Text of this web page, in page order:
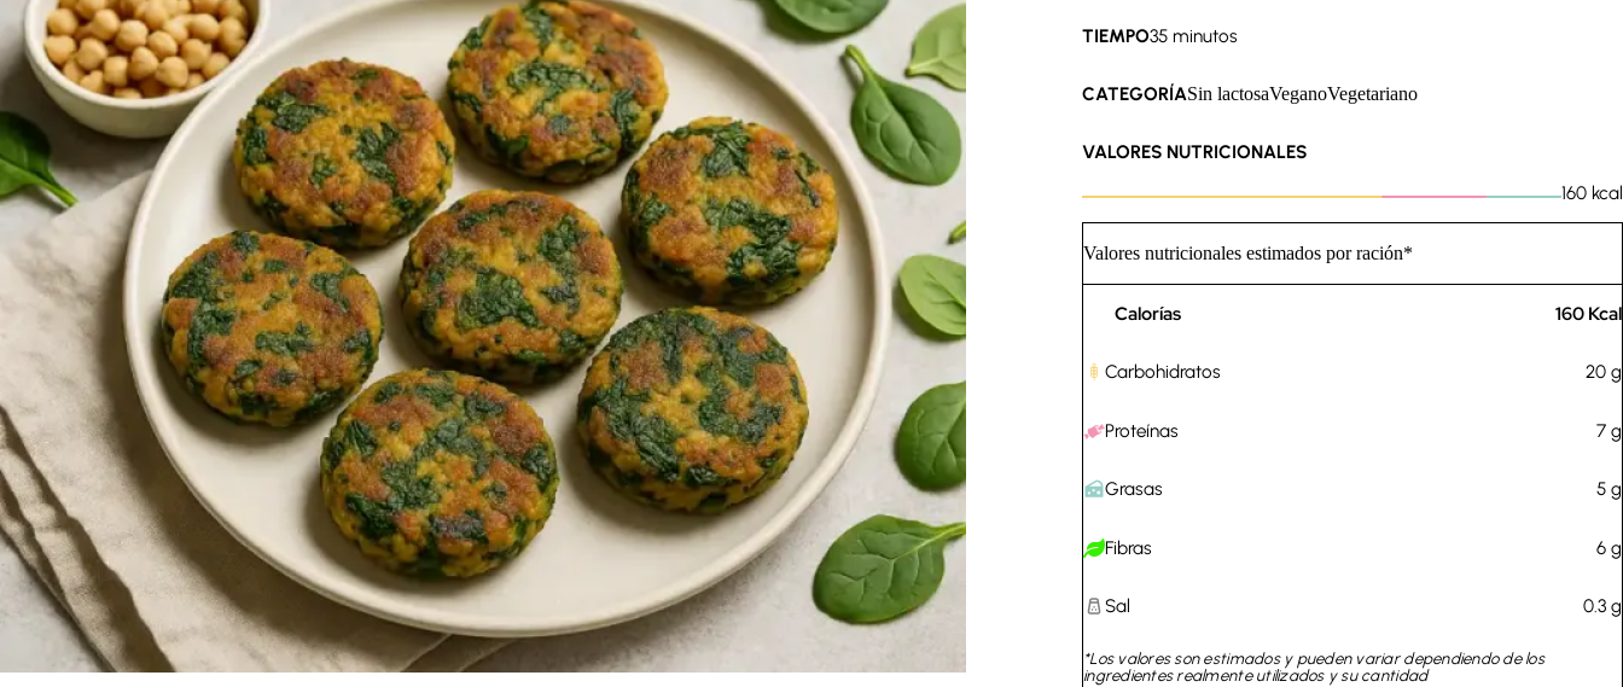
TIEMPO35 minutos
CATEGORÍASin lactosaVeganoVegetariano
VALORES NUTRICIONALES
160 kcal
Valores nutricionales estimados por ración*
Calorías 160 Kcal
Carbohidratos 20 g
Proteínas 7 g
Grasas 5 g
Fibras 6 g
Sal 0.3 g
*Los valores son estimados y pueden variar dependiendo de los
ingredientes realmente utilizados y su cantidad